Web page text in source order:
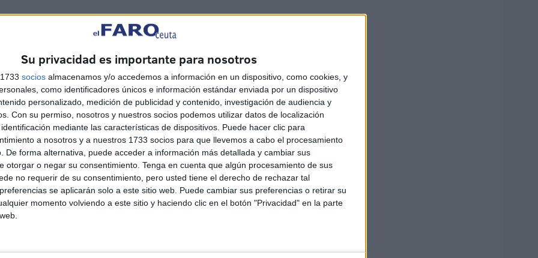
Su privacidad es importante para nosotros
socios almacenamos y/o accedemos a información en un dispositivo, como cookies, y
como identificadores únicos e información estándar enviada por un dispositivo
personalizado, medición de publicidad y contenido, investigación de audiencia y
Con su permiso, nosotros y nuestros socios podemos utilizar datos de localización
mediante las características de dispositivos. Puede hacer clic para
a nosotros y a nuestros 1733 socios para que llevemos a cabo el procesamiento
De forma alternativa, puede acceder a información más detallada y cambiar sus
otorgar o negar su consentimiento. Tenga en cuenta que algún procesamiento de sus
no requerir de su consentimiento, pero usted tiene el derecho de rechazar tal
se aplicarán solo a este sitio web. Puede cambiar sus preferencias o retirar su
momento volviendo a este sitio y haciendo clic en el botón "Privacidad" en la parte
partida destinada a llevar a cabo actuaciones que
atractivos de Ceuta".
El mensaje que se hace viral
en Ceuta: "No dejéis de salir
a la calle, lo contrario sería